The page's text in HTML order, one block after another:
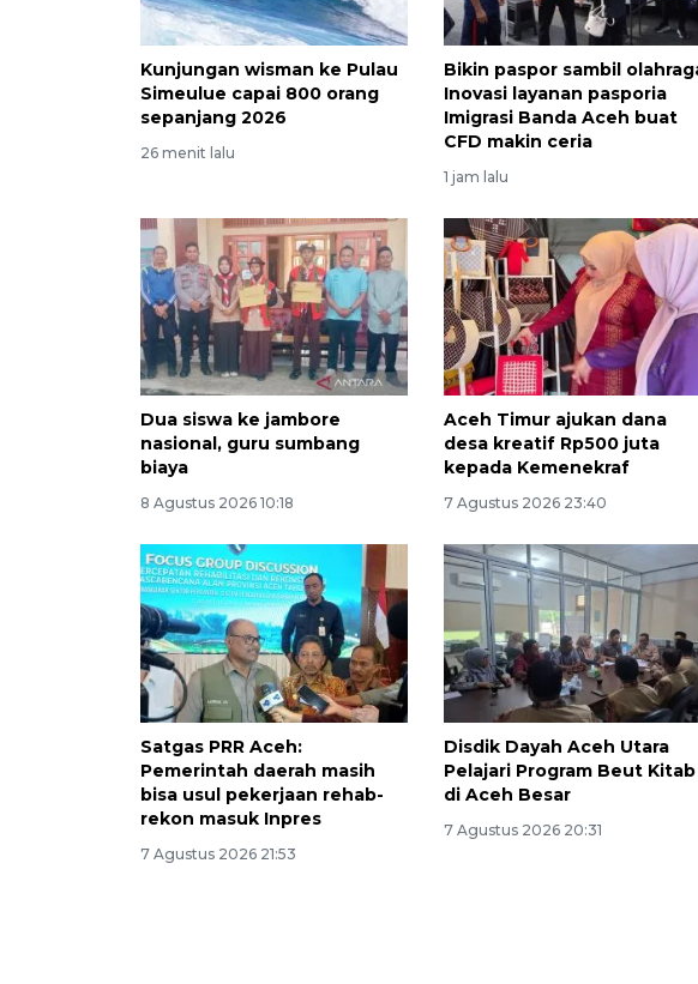
Kunjungan wisman ke Pulau
Simeulue capai 800 orang
sepanjang 2026
26 menit lalu
Bikin paspor sambil
Inovasi layanan pasporia
Imigrasi Banda Aceh buat
CFD makin ceria
1 jam lalu
Dua siswa ke jambore
nasional, guru sumbang
biaya
8 Agustus 2026 10:18
Aceh Timur ajukan dana
desa kreatif Rp500 juta
kepada Kemenekraf
7 Agustus 2026 23:40
Satgas PRR Aceh:
Pemerintah daerah masih
bisa usul pekerjaan rehab-
rekon masuk Inpres
7 Agustus 2026 21:53
Disdik Dayah Aceh Utara
Pelajari Program Beut Kitab
di Aceh Besar
7 Agustus 2026 20:31